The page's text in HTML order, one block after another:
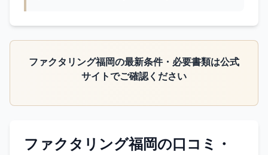
ファクタリング福岡の最新条件・必要書類は公式
サイトでご確認ください
ファクタリング福岡の口コミ・